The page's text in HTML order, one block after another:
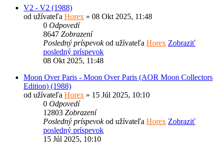
V2 - V2 (1988)
od užívateľa Horex » 08 Okt 2025, 11:48
0 Odpovedí
8647 Zobrazení
Posledný príspevokod užívateľa Horex Zobraziť
posledný príspevok
08 Okt 2025, 11:48
Moon Over Paris - Moon Over Paris (AOR Moon Collectors
Edition) (1988)
od užívateľa Horex » 15 Júl 2025, 10:10
0 Odpovedí
12803 Zobrazení
Posledný príspevokod užívateľa Horex Zobraziť
posledný príspevok
15 Júl 2025, 10:10